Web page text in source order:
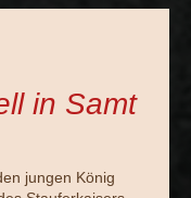
in Samt
jungen König